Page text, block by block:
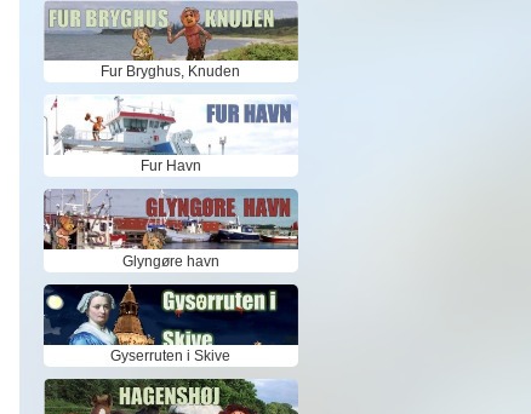
Fur Bryghus, Knuden
Fur Havn
Glyngøre havn
Gyserruten i Skive